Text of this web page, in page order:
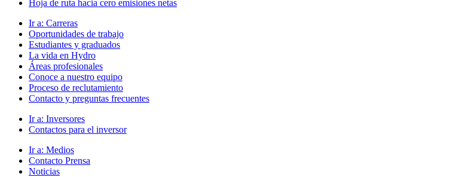
Hoja de ruta hacia cero emisiones netas
Ir a: Carreras
Oportunidades de trabajo
Estudiantes y graduados
La vida en Hydro
Áreas profesionales
Conoce a nuestro equipo
Proceso de reclutamiento
Contacto y preguntas frecuentes
Ir a: Inversores
Contactos para el inversor
Ir a: Medios
Contacto Prensa
Noticias